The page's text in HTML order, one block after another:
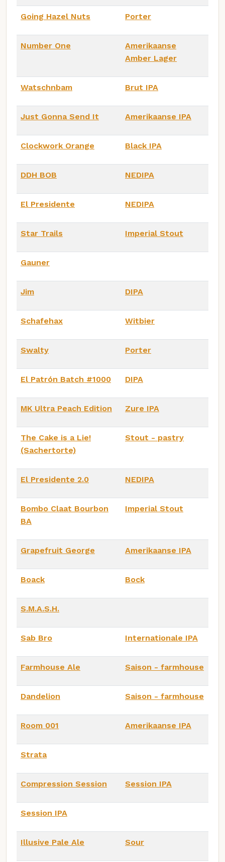
Going Hazel Nuts Porter
Number One
Amerikaanse
Amber Lager
Watschnbam Brut IPA
Just Gonna Send It Amerikaanse IPA
Clockwork Orange Black IPA
DDH BOB NEDIPA
El Presidente NEDIPA
Star Trails Imperial Stout
Gauner
Jim DIPA
Schafehax Witbier
Swalty Porter
El Patrón Batch #1000 DIPA
MK Ultra Peach Edition Zure IPA
The Cake is a Lie!
(Sachertorte)
Stout - pastry
El Presidente 2.0 NEDIPA
Bombo Claat Bourbon
BA
Imperial Stout
Grapefruit George Amerikaanse IPA
Boack Bock
S.M.A.S.H.
Sab Bro Internationale IPA
Farmhouse Ale Saison - farmhouse
Dandelion Saison - farmhouse
Room 001 Amerikaanse IPA
Strata
Compression Session Session IPA
Session IPA
Illusive Pale Ale Sour